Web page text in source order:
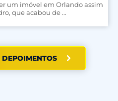
um imóvel em Orlando assim
que acabou de ...